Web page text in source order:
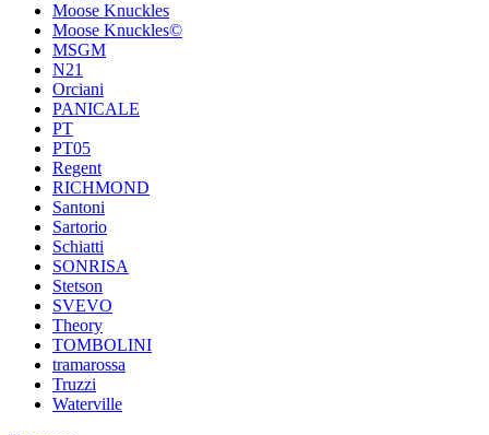
Moose Knuckles
Moose Knuckles©️
MSGM
N21
Orciani
PANICALE
PT
PT05
Regent
RICHMOND
Santoni
Sartorio
Schiatti
SONRISA
Stetson
SVEVO
Theory
TOMBOLINI
tramarossa
Truzzi
Waterville